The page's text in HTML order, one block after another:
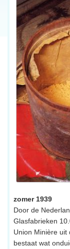
zomer 1939
Door de
Glasfabrieken
Union Minière uit
bestaat wat